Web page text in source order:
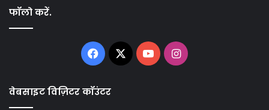
फॉलो करें.
Facebook
X YouTubeInstagram
वेबसाइट विज़िटर कॉउंटर